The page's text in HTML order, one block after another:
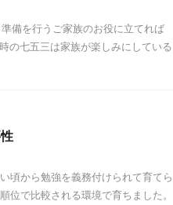
備を行うご家族のお役に立てれば
の七五三は家族が楽しみにしている
頃から勉強を義務付けられて育てら
位で比較される環境で育ちました。